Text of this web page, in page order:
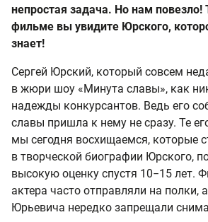
непростая задача. Но нам
фильме вы увидите Юрского,
знает!
Сергей Юрский, который совсем
в жюри шоу «Минута славы», как
надежды конкурсантов. Ведь его
славы пришла к нему не сразу. Те
мы сегодня восхищаемся, которые
в творческой биографии Юрского,
высокую оценку спустя 10−15 лет.
актера часто отправляли на полки,
Юрьевича нередко запрещали